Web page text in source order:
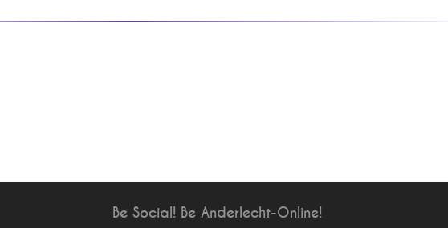
Be Social! Be Anderlecht-Online!